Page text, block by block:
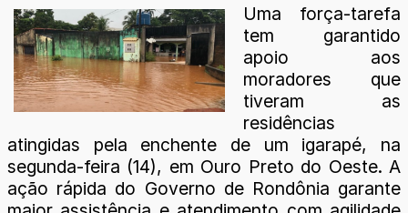
Uma força-tarefa
tem garantido
apoio aos
moradores que
tiveram as
residências
atingidas pela enchente de um igarapé, na
segunda-feira (14), em Ouro Preto do Oeste. A
ação rápida do Governo de Rondônia garante